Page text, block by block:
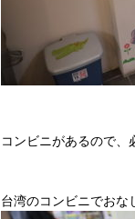
コンビニがあるので、
台湾のコンビニでおな